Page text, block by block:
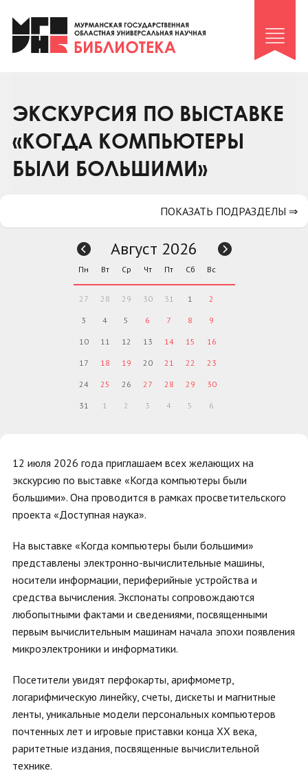
Клуб «Гиря и сельдерей»
Клуб «Семейный архив»
Коллегам
Контакты
ЭКСКУРСИЯ ПО ВЫСТАВКЕ
«КОГДА КОМПЬЮТЕРЫ
БЫЛИ БОЛЬШИМИ»
12 июля 2026 года приглашаем всех желающих на
экскурсию по выставке «Когда компьютеры были
большими». Она проводится в рамках просветительского
проекта «Доступная наука».
На выставке «Когда компьютеры были большими»
представлены электронно-вычислительные машины,
носители информации, периферийные устройства и
средства вычисления. Экспонаты сопровождаются
любопытными фактами и сведениями, посвященными
первым вычислительным машинам начала эпохи появления
микроэлектроники и информатики.
Посетители увидят перфокарты, арифмометр,
логарифмическую линейку, счеты, дискеты и магнитные
ленты, уникальные модели персональных компьютеров
почтенных лет и игровые приставки конца XX века,
раритетные издания, посвященные вычислительной
технике.
ПОКАЗАТЬ ПОДРАЗДЕЛЫ ⇒
Август 2026
Пн Вт Ср Чт Пт Сб Вс
27 28 29 30 31 1 2
3 4 5 6 7 8 9
10 11 12 13 14 15 16
17 18 19 20 21 22 23
24 25 26 27 28 29 30
31 1 2 3 4 5 6